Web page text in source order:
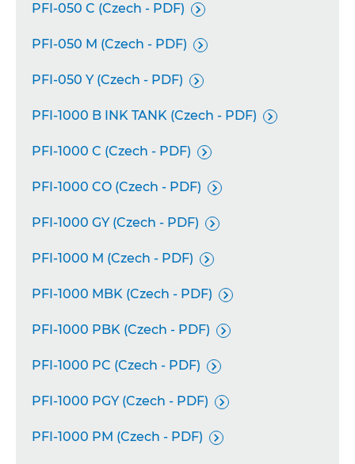
PFI-050 C (Czech - PDF) 
PFI-050 M (Czech - PDF) 
PFI-050 Y (Czech - PDF) 
PFI-1000 B INK TANK (Czech - PDF) 
PFI-1000 C (Czech - PDF) 
PFI-1000 CO (Czech - PDF) 
PFI-1000 GY (Czech - PDF) 
PFI-1000 M (Czech - PDF) 
PFI-1000 MBK (Czech - PDF) 
PFI-1000 PBK (Czech - PDF) 
PFI-1000 PC (Czech - PDF) 
PFI-1000 PGY (Czech - PDF) 
PFI-1000 PM (Czech - PDF) 